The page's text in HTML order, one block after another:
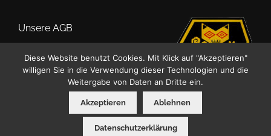
Unsere AGB
Impressum
Diese Website benutzt Cookies. Mit Klick auf "Akzeptieren"
willigen Sie in die Verwendung dieser Technologien und die
Weitergabe von Daten an Dritte ein.
Akzeptieren Ablehnen
Datenschutzerklärung